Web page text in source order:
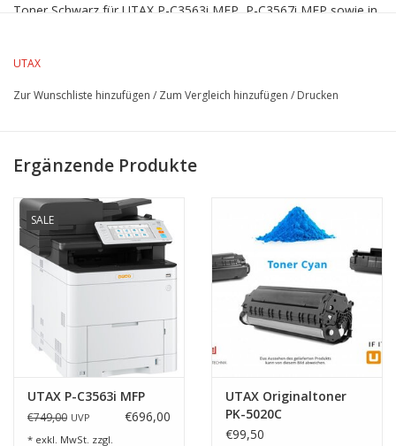
Toner Schwarz für UTAX P-C3563i MFP, P-C3567i MFP sowie in
Ergiebigkeit 7.000 Seiten bei 5% Schwarzdeckung.
UTAX
Zur Wunschliste hinzufügen / Zum Vergleich hinzufügen / Drucken
Ergänzende Produkte
SALE
UTAX P-C3563i MFP
€749,00 UVP €696,00
* exkl. MwSt. zzgl.
UTAX Originaltoner
PK-5020C
€99,50